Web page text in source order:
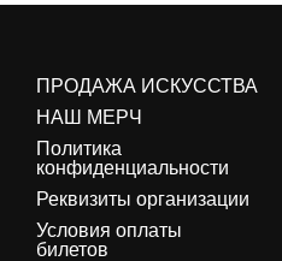
ПРОДАЖА ИСКУССТВА
НАШ МЕРЧ
Политика
конфиденциальности
Реквизиты организации
Условия оплаты
билетов